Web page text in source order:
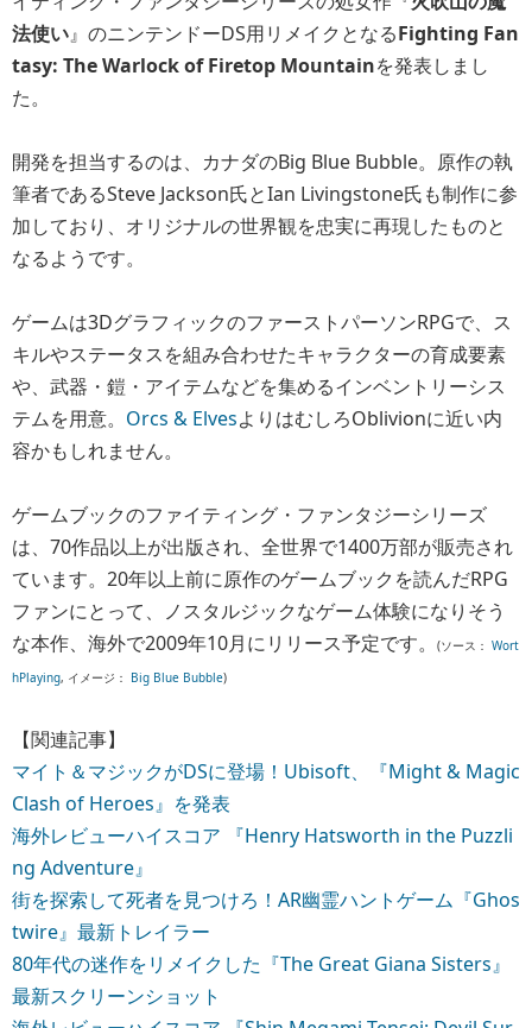
法使い』のニンテンドーDS用リメイクとなるFighting Fan
tasy: The Warlock of Firetop Mountainを発表しまし
た。
開発を担当するのは、カナダのBig Blue Bubble。原作の執
筆者であるSteve Jackson氏とIan Livingstone氏も制作に参
加しており、オリジナルの世界観を忠実に再現したものと
なるようです。
ゲームは3DグラフィックのファーストパーソンRPGで、ス
キルやステータスを組み合わせたキャラクターの育成要素
や、武器・鎧・アイテムなどを集めるインベントリーシス
テムを用意。 Orcs & ElvesよりはむしろOblivionに近い内
容かもしれません。
ゲームブックのファイティング・ファンタジーシリーズ
は、70作品以上が出版され、全世界で1400万部が販売され
ています。20年以上前に原作のゲームブックを読んだRPG
ファンにとって、ノスタルジックなゲーム体験になりそう
な本作、海外で2009年10月にリリース予定です。
(ソース： Wort
hPlaying, イメージ： Big Blue Bubble)
【関連記事】
マイト＆マジックがDSに登場！Ubisoft、『Might & Magic
Clash of Heroes』を発表
海外レビューハイスコア 『Henry Hatsworth in the Puzzli
ng Adventure』
街を探索して死者を見つけろ！AR幽霊ハントゲーム『Ghos
twire』最新トレイラー
80年代の迷作をリメイクした『The Great Giana Sisters』
最新スクリーンショット